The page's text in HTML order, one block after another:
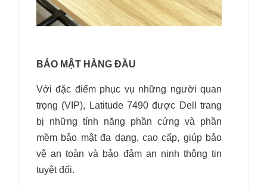
BẢO MẬT HÀNG ĐẦU
Với đặc điểm phục vụ những người quan
trọng (VIP), Latitude 7490 được Dell trang
bị những tính năng phần cứng và phần
mềm bảo mật đa dạng, cao cấp, giúp bảo
vệ an toàn và bảo đảm an ninh thông tin
tuyệt đối.